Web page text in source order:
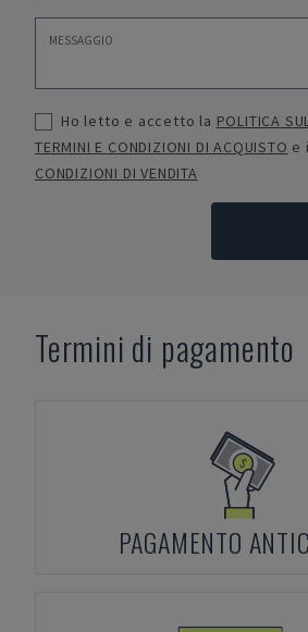
Ho letto e accetto la POLITICA
TERMINI E CONDIZIONI DI ACQUISTO e i
CONDIZIONI DI VENDITA
Termini di pagamento
PAGAMENTO